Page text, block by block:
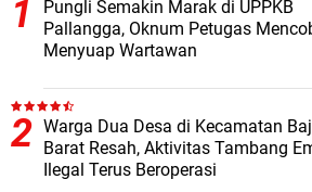
Pungli Semakin Marak di UPPKB
Pallangga, Oknum Petugas
Menyuap Wartawan
Warga Dua Desa di Kecamatan
Barat Resah, Aktivitas Tambang
Ilegal Terus Beroperasi